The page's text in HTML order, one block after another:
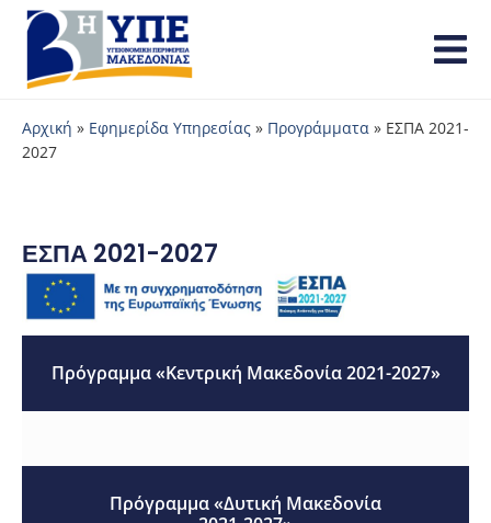
Αρχική » Εφημερίδα Υπηρεσίας » Προγράμματα » ΕΣΠΑ 2021-
2027
ΕΣΠΑ 2021-2027
Πρόγραμμα «Κεντρική Μακεδονία 2021-2027»
Πρόγραμμα «Δυτική Μακεδονία